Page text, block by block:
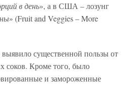
в день», а в США – лозунг
» (Fruit and Veggies – More
существенной пользы от
соков. Кроме того, было
и замороженные